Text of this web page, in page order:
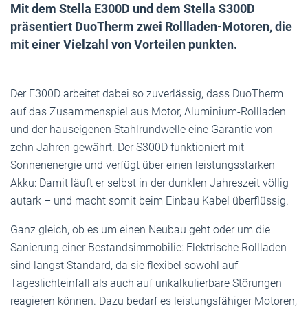
Mit dem Stella E300D und dem Stella S300D
präsentiert DuoTherm zwei Rollladen-Motoren, die
mit einer Vielzahl von Vorteilen punkten.
Der E300D arbeitet dabei so zuverlässig, dass DuoTherm
auf das Zusammenspiel aus Motor, Aluminium-Rollladen
und der hauseigenen Stahlrundwelle eine Garantie von
zehn Jahren gewährt. Der S300D funktioniert mit
Sonnenenergie und verfügt über einen leistungsstarken
Akku: Damit läuft er selbst in der dunklen Jahreszeit völlig
autark – und macht somit beim Einbau Kabel überflüssig.
Ganz gleich, ob es um einen Neubau geht oder um die
Sanierung einer Bestandsimmobilie: Elektrische Rollladen
sind längst Standard, da sie flexibel sowohl auf
Tageslichteinfall als auch auf unkalkulierbare Störungen
reagieren können. Dazu bedarf es leistungsfähiger Motoren,